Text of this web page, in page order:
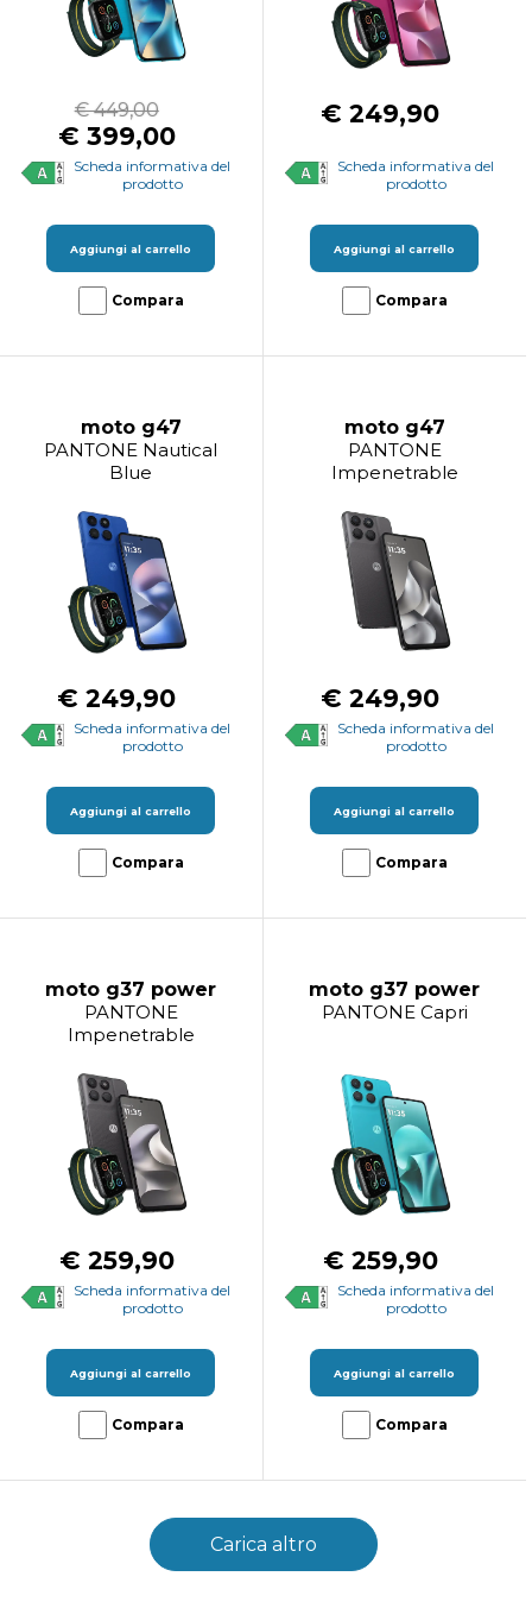
€ 449,00
€ 399,00
Scheda informativa del
prodotto
Aggiungi al carrello
Compara
€ 249,90
Scheda informativa del
prodotto
Aggiungi al carrello
Compara
moto g47
PANTONE Nautical
Blue
€ 249,90
Scheda informativa del
prodotto
Aggiungi al carrello
Compara
moto g47
PANTONE
Impenetrable
€ 249,90
Scheda informativa del
prodotto
Aggiungi al carrello
Compara
moto g37 power
PANTONE
Impenetrable
€ 259,90
Scheda informativa del
prodotto
Aggiungi al carrello
Compara
moto g37 power
PANTONE Capri
€ 259,90
Scheda informativa del
prodotto
Aggiungi al carrello
Compara
Carica altro